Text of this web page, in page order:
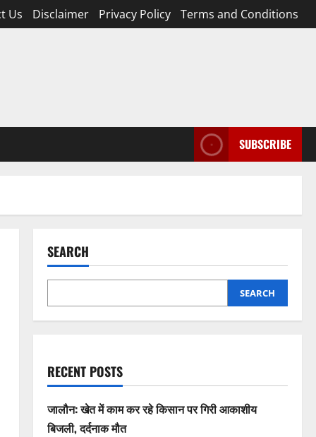
Us Disclaimer Privacy Policy Terms and Conditions
SUBSCRIBE
SEARCH
SEARCH
RECENT POSTS
जालौन: खेत में काम कर रहे किसान पर गिरी आकाशीय
बिजली, दर्दनाक मौत